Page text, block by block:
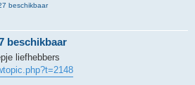
beschikbaar
beschikbaar
liefhebbers